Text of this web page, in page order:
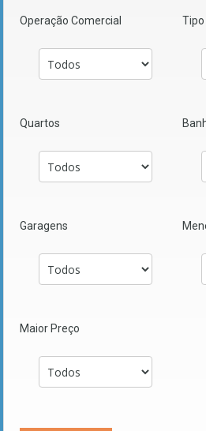
Operação Comercial Tipo
Quartos
Garagens
Maior Preço